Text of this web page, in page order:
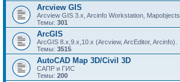
Arcview GIS
Arcview GIS 3.x, Arcinfo Workstation, Mapobjects
Темы: 301
ArcGIS
ArcGIS 8.x,9.x,10.x (Arcview, ArcEditor, Arcinfo).
Темы: 3515
AutoCAD Map 3D/Civil 3D
САПР и ГИС
Темы: 200